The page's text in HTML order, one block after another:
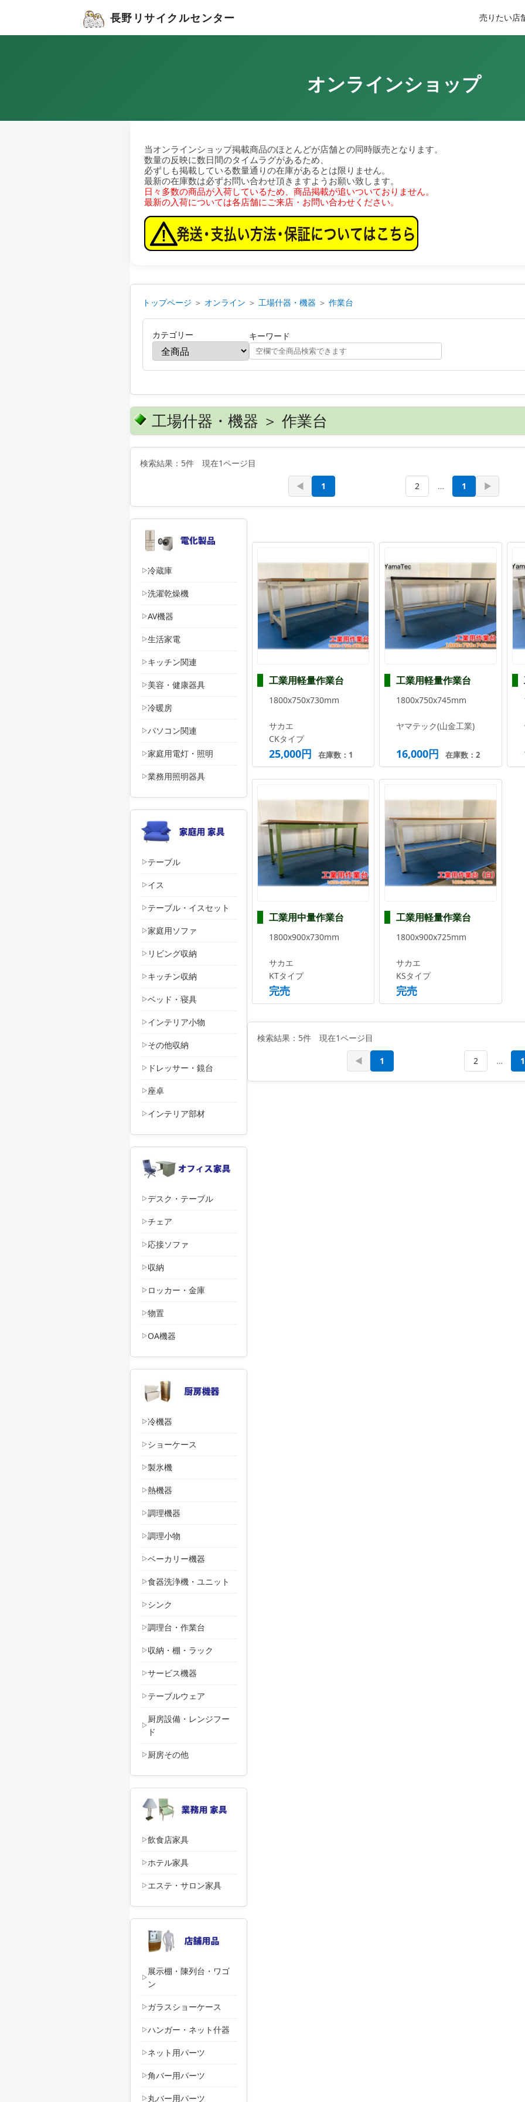
長野リサイクルセンター 売りたい店
オンラインショップ
当オンラインショップ掲載商品のほとんどが店舗との同時販売となります。
数量の反映に数日間のタイムラグがあるため、
必ずしも掲載している数量通りの在庫があるとは限りません。
最新の在庫数は必ずお問い合わせ頂きますようお願い致します。
日々多数の商品が入荷しているため、商品掲載が追いついておりません。
最新の入荷については各店舗にご来店・お問い合わせください。
トップページ ＞ オンライン ＞ 工場什器・機器 ＞ 作業台
カテゴリー キーワード
工場什器・機器 ＞ 作業台
検索結果：5件 現在1ページ目
◀ 1 2 … 1 ▶
冷蔵庫
洗濯乾燥機
AV機器
生活家電
キッチン関連
美容・健康器具
冷暖房
パソコン関連
家庭用電灯・照明
業務用照明器具
テーブル
イス
テーブル・イスセット
家庭用ソファ
リビング収納
キッチン収納
ベッド・寝具
インテリア小物
その他収納
ドレッサー・鏡台
座卓
インテリア部材
デスク・テーブル
チェア
応接ソファ
収納
ロッカー・金庫
物置
OA機器
冷機器
ショーケース
製氷機
熱機器
調理機器
調理小物
ベーカリー機器
食器洗浄機・ユニット
シンク
調理台・作業台
収納・棚・ラック
サービス機器
テーブルウェア
厨房設備・レンジフー
ド
厨房その他
飲食店家具
ホテル家具
エステ・サロン家具
展示棚・陳列台・ワゴ
ン
ガラスショーケース
ハンガー・ネット什器
ネット用パーツ
角バー用パーツ
丸バー用パーツ
工業用軽量作業台
1800x750x730mm
サカエ
CKタイプ
25,000円 在庫数：1
工業用軽量作業台
1800x750x745mm
ヤマテック(山金工業)
16,000円 在庫数：2
工業用中量作業台
1800x900x730mm
サカエ
KTタイプ
完売
工業用軽量作業台
1800x900x725mm
サカエ
KSタイプ
完売
検索結果：5件 現在1ページ目
◀ 1 2 … 1